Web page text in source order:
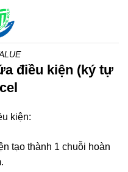
điều kiện (ký tự
kiện:
tạo thành 1 chuỗi hoàn